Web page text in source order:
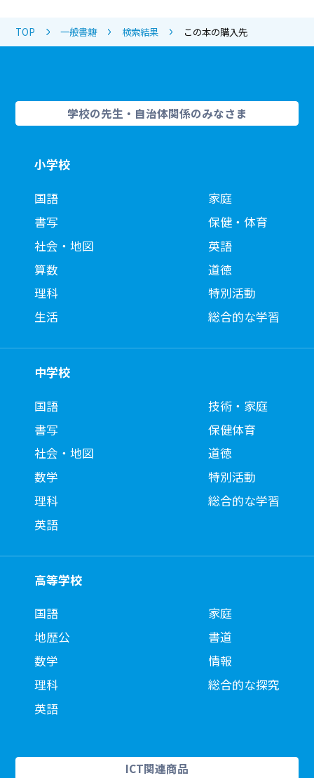
TOP 一般書籍 検索結果 この本の購入先
学校の先生・自治体関係のみなさま
小学校
国語
書写
社会・地図
算数
理科
生活
家庭
保健・体育
英語
道徳
特別活動
総合的な学習
中学校
国語
書写
社会・地図
数学
理科
英語
技術・家庭
保健体育
道徳
特別活動
総合的な学習
高等学校
国語
地歴公
数学
理科
英語
家庭
書道
情報
総合的な探究
ICT関連商品